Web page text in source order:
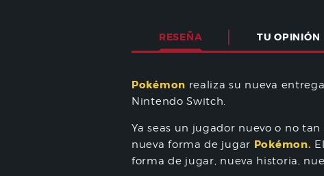
RESEÑA TU OPINIÓN
Pokémon realiza su nueva
Nintendo Switch.
Ya seas un jugador nuevo o no tan
nueva forma de jugar Pokémon.
forma de jugar, nueva historia,